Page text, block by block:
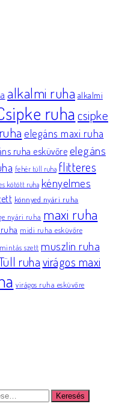
alkalmi ruha alkalmi
ruhacsipke
elegáns maxi ruha
ruha esküvőre elegáns
fehér tüll ruha flitteres
kötött ruha kényelmes
könnyed nyári ruha
nyári ruha maxi ruha
midi ruha esküvőre
mintás szett muszlin ruha
ruhavirágos maxi
virágos ruha esküvőre
Keresés